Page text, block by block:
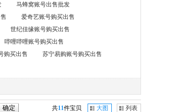
马蜂窝账号出售批发
爱奇艺账号购买出售
世纪佳缘账号购买出售
哔哩哔哩账号购买出售
购买出售
苏宁易购账号购买出售
共11件宝贝 列表
大图